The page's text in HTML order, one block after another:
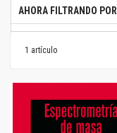
1 artículo
AHORA FILTRANDO POR